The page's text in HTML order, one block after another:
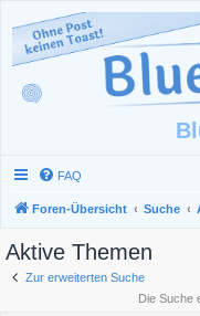
FAQ
Foren-Übersicht Suche
Aktive Themen
Zur erweiterten Suche
Die Suche